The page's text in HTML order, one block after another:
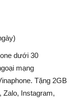
dưới 30
mạng
Tặng 2GB
Zalo, Instagram,